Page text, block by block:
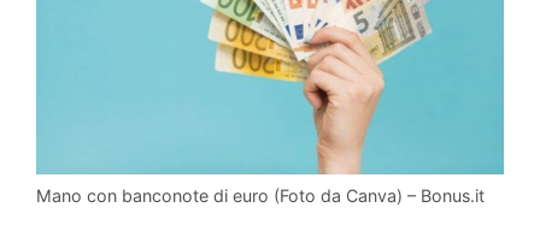
Mano con banconote di euro (Foto da Canva) – Bonus.it